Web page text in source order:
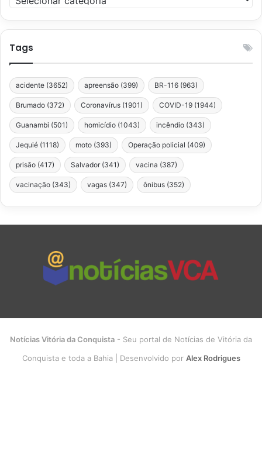
Tags
acidente (3652) apreensão (399) BR-116 (963)
Brumado (372) Coronavírus (1901) COVID-19 (1944)
Guanambi (501) homicídio (1043) incêndio (343)
Jequié (1118) moto (393) Operação policial (409)
prisão (417) Salvador (341) vacina (387)
vacinação (343) vagas (347) ônibus (352)
Notícias Vitória da Conquista - Seu portal de Notícias de Vitória da
Conquista e toda a Bahia | Desenvolvido por Alex Rodrigues